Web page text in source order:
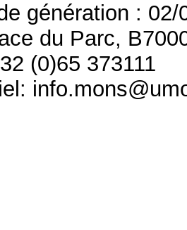
génération : 02/
du Parc,
(0)65 373111